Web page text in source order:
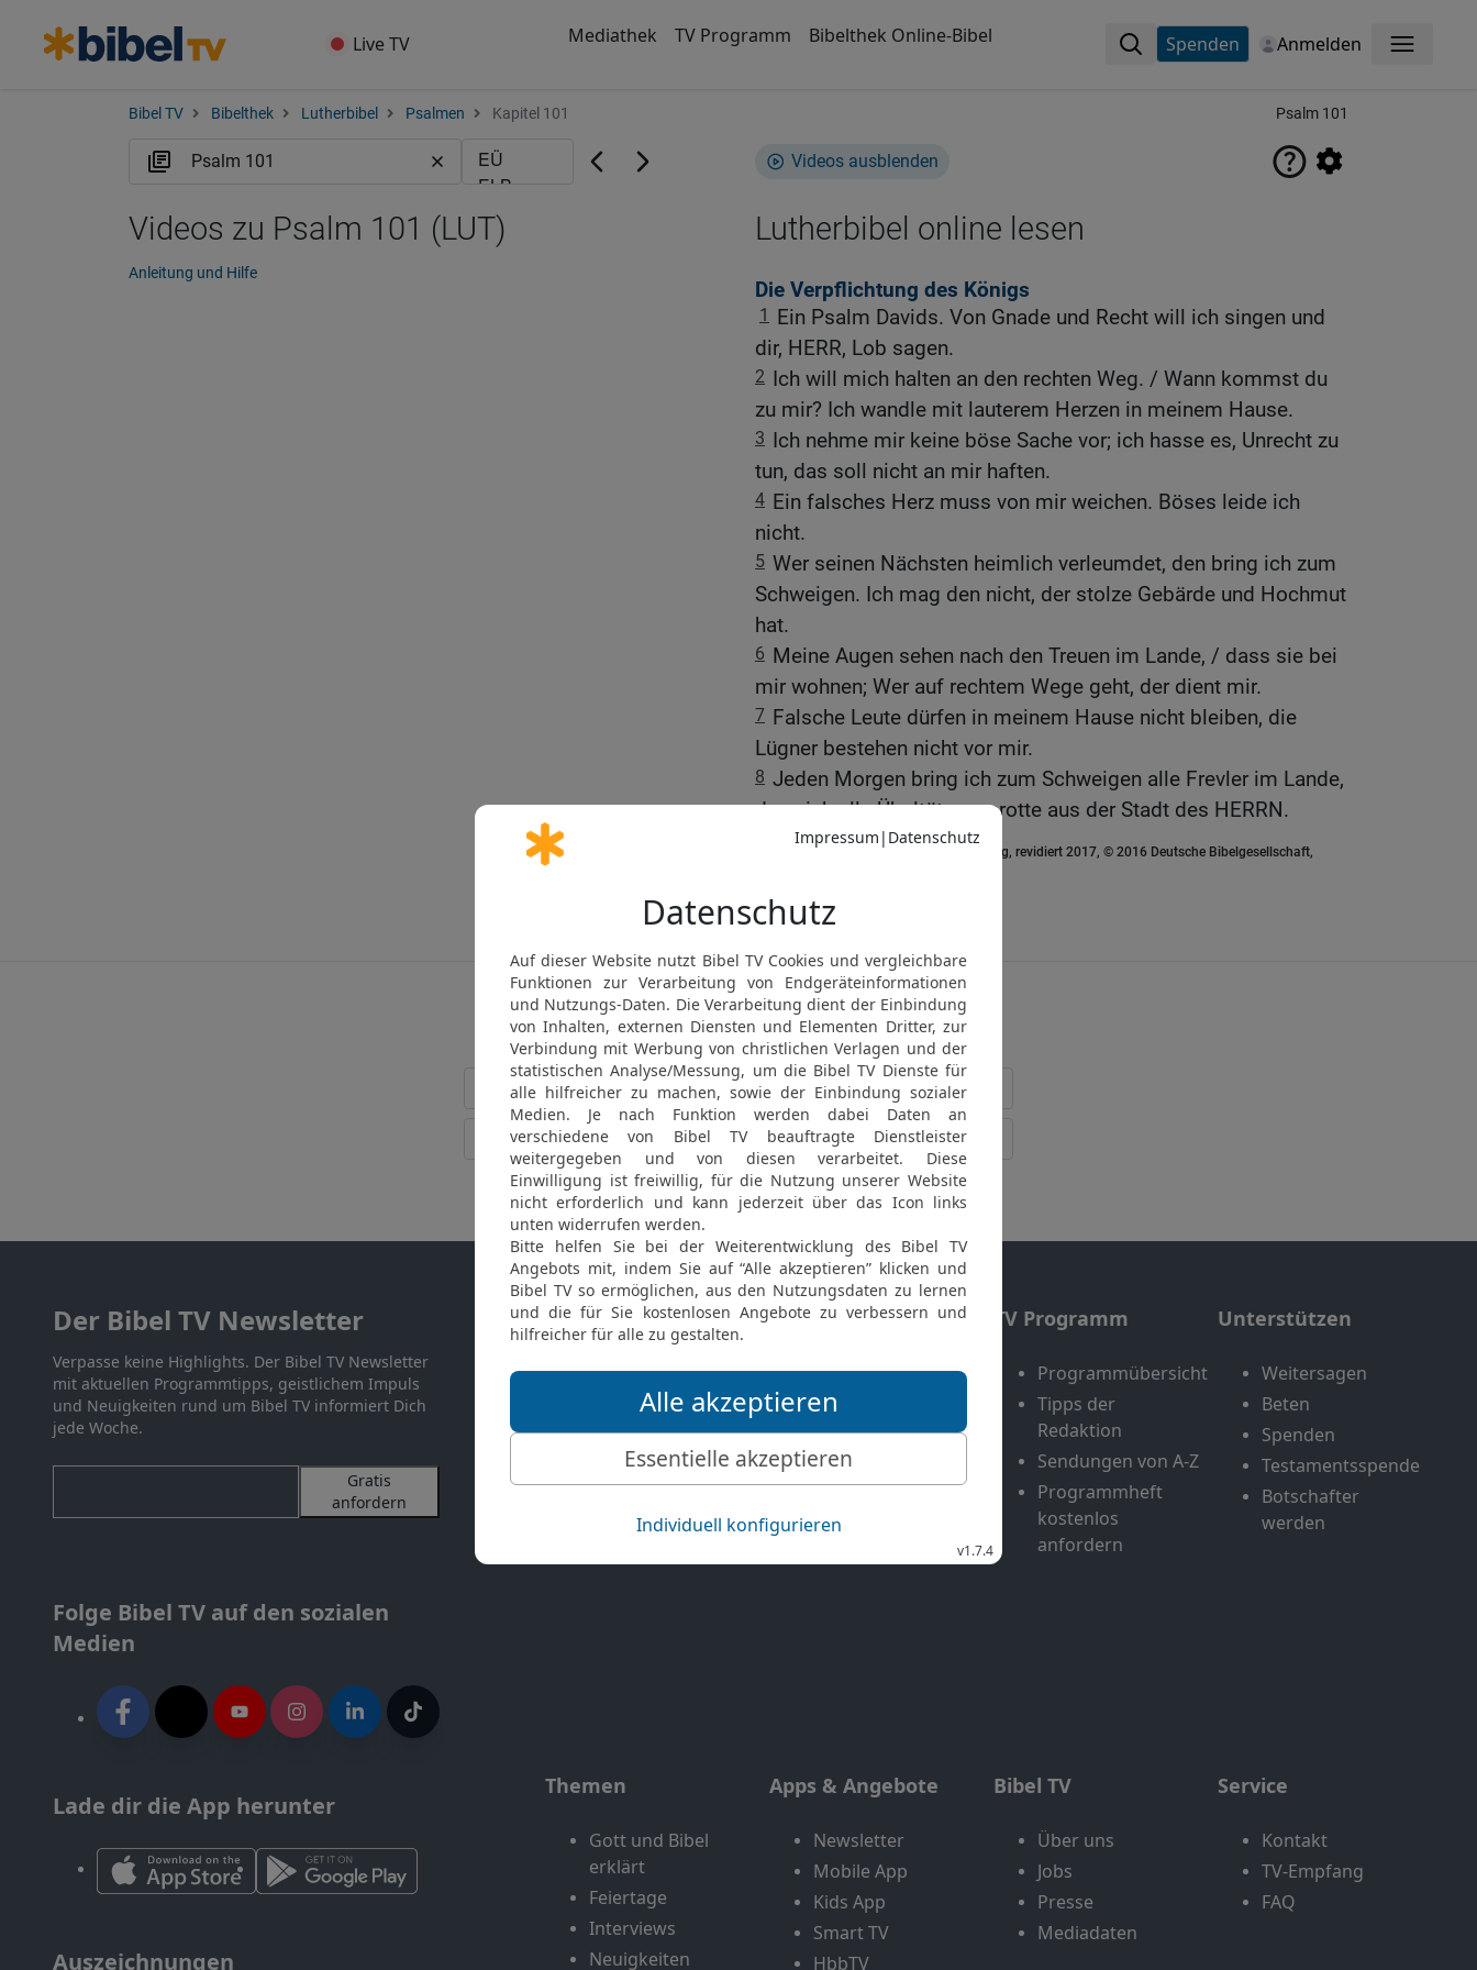
Live TV Mediathek TV Programm Bibelthek Online-Bibel Spenden Anmelden Menü
Bibel TV Bibelthek Lutherbibel Psalmen Kapitel 101 Psalm 101
Videos ausblenden
Lutherbibel online lesen
Die Verpflichtung des Königs
1
Ein Psalm Davids. Von Gnade und Recht will ich singen und
dir, HERR, Lob sagen.
2 Ich will mich halten an den rechten Weg. / Wann kommst du
zu mir? Ich wandle mit lauterem Herzen in meinem Hause.
3 Ich nehme mir keine böse Sache vor; ich hasse es, Unrecht zu
tun, das soll nicht an mir haften.
4 Ein falsches Herz muss von mir weichen. Böses leide ich
nicht.
5 Wer seinen Nächsten heimlich verleumdet, den bring ich zum
Schweigen. Ich mag den nicht, der stolze Gebärde und Hochmut
hat.
6 Meine Augen sehen nach den Treuen im Lande, / dass sie bei
mir wohnen; Wer auf rechtem Wege geht, der dient mir.
7 Falsche Leute dürfen in meinem Hause nicht bleiben, die
Lügner bestehen nicht vor mir.
8 Jeden Morgen bring ich zum Schweigen alle Frevler im Lande,
dass ich alle Übeltäter ausrotte aus der Stadt des HERRN.
Die Bibel nach Martin Luthers Übersetzung, revidiert 2017, © 2016 Deutsche Bibelgesellschaft,
Videos zu Psalm 101 (LUT)
Anleitung und Hilfe
Möchtest du uns Feedback geben?
Bewertung der Bibelthek
FEEDBACK SENDEN
Der Bibel TV Newsletter
Verpasse keine Highlights. Der Bibel TV Newsletter
mit aktuellen Programmtipps, geistlichem Impuls
und Neuigkeiten rund um Bibel TV informiert Dich
jede Woche.
Gratis
anfordern
Folge Bibel TV auf den sozialen
Medien
Lade dir die App herunter
Auszeichnungen
Mediathek
Mehr entdecken
Exklusiv
Genres
Alle Sendungen
Livestream
Bibel TV
Bibel TV Impuls
EchtJetzt
MeinGottesdienst
TV Programm
Programmübersicht
Tipps der
Redaktion
Sendungen von A-Z
Programmheft
kostenlos
anfordern
Unterstützen
Weitersagen
Beten
Spenden
Testamentsspende
Botschafter
werden
Themen
Gott und Bibel
erklärt
Feiertage
Interviews
Neuigkeiten
Apps & Angebote
Newsletter
Mobile App
Kids App
Smart TV
HbbTV
Bibel TV
Über uns
Jobs
Presse
Mediadaten
Service
Kontakt
TV-Empfang
FAQ